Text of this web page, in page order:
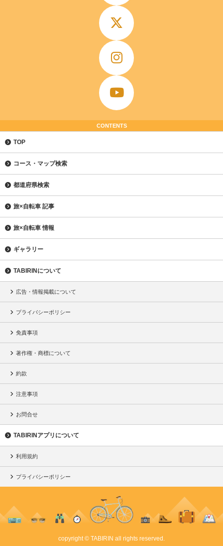
CONTENTS
TOP
コース・マップ検索
都道府県検索
旅×自転車 記事
旅×自転車 情報
ギャラリー
TABIRINについて
広告・情報掲載について
プライバシーポリシー
免責事項
著作権・商標について
約款
注意事項
お問合せ
TABIRINアプリについて
利用規約
プライバシーポリシー
copyright © TABIRIN all rights reserved.